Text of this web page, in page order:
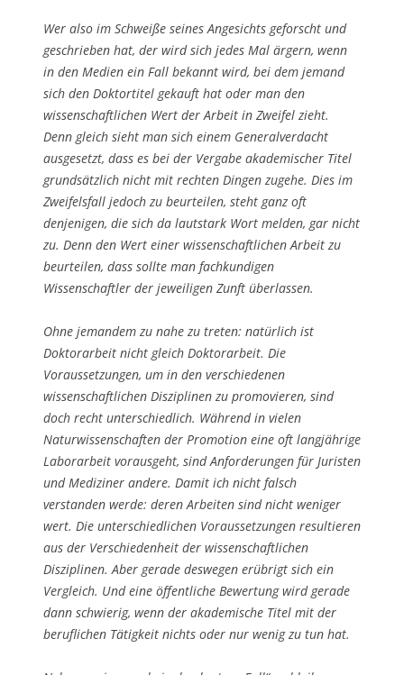
Wer also im Schweiße seines Angesichts geforscht und
geschrieben hat, der wird sich jedes Mal ärgern, wenn
in den Medien ein Fall bekannt wird, bei dem jemand
sich den Doktortitel gekauft hat oder man den
wissenschaftlichen Wert der Arbeit in Zweifel zieht.
Denn gleich sieht man sich einem Generalverdacht
ausgesetzt, dass es bei der Vergabe akademischer Titel
grundsätzlich nicht mit rechten Dingen zugehe. Dies im
Zweifelsfall jedoch zu beurteilen, steht ganz oft
denjenigen, die sich da lautstark Wort melden, gar nicht
zu. Denn den Wert einer wissenschaftlichen Arbeit zu
beurteilen, dass sollte man fachkundigen
Wissenschaftler der jeweiligen Zunft überlassen.
Ohne jemandem zu nahe zu treten: natürlich ist
Doktorarbeit nicht gleich Doktorarbeit. Die
Voraussetzungen, um in den verschiedenen
wissenschaftlichen Disziplinen zu promovieren, sind
doch recht unterschiedlich. Während in vielen
Naturwissenschaften der Promotion eine oft langjährige
Laborarbeit vorausgeht, sind Anforderungen für Juristen
und Mediziner andere. Damit ich nicht falsch
verstanden werde: deren Arbeiten sind nicht weniger
wert. Die unterschiedlichen Voraussetzungen resultieren
aus der Verschiedenheit der wissenschaftlichen
Disziplinen. Aber gerade deswegen erübrigt sich ein
Vergleich. Und eine öffentliche Bewertung wird gerade
dann schwierig, wenn der akademische Titel mit der
beruflichen Tätigkeit nichts oder nur wenig zu tun hat.